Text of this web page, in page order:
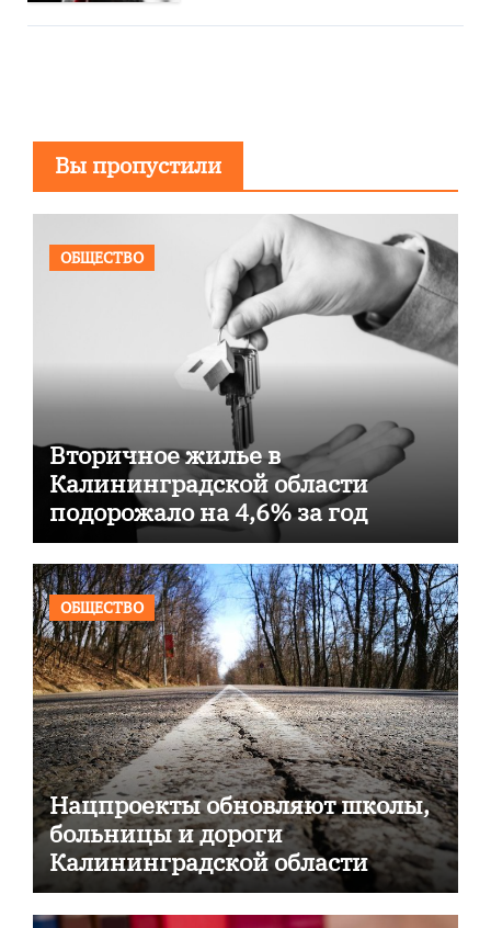
Вы пропустили
ОБЩЕСТВО
Вторичное жилье в
Калининградской области
подорожало на 4,6% за год
ОБЩЕСТВО
Нацпроекты обновляют школы,
больницы и дороги
Калининградской области